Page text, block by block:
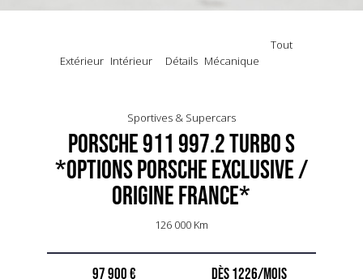
Extérieur Intérieur Détails Mécanique
Tout
Sportives & Supercars
Porsche 911 997.2 Turbo S
*Options Porsche Exclusive /
Origine France*
126 000 Km
97 900 € 1226